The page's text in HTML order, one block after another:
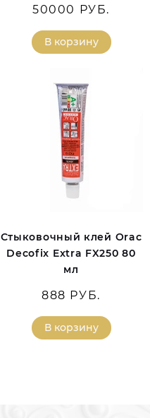
50000 РУБ.
В корзину
Стыковочный клей Orac
Decofix Extra FX250 80
мл
888 РУБ.
В корзину